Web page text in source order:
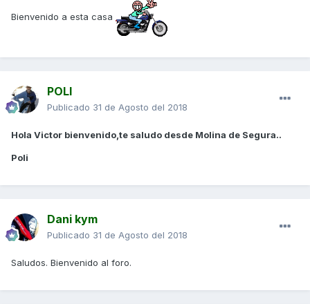
Bienvenido a esta casa
POLI
Publicado 31 de Agosto del 2018
Hola Victor bienvenido,te saludo desde Molina de Segura..
Poli
Dani kym
Publicado 31 de Agosto del 2018
Saludos. Bienvenido al foro.